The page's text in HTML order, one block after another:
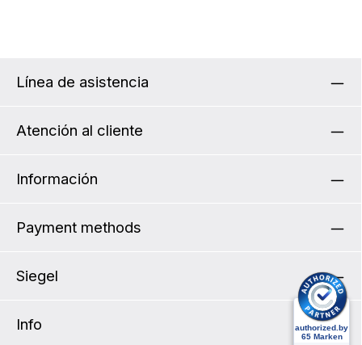
Línea de asistencia
Atención al cliente
Información
Payment methods
Siegel
Info